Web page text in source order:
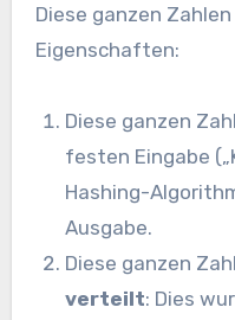
Diese ganzen
Eigenschaften:
Diese ganzen
festen Eingabe
Hashing-
Ausgabe.
Diese ganzen
verteilt: Dies